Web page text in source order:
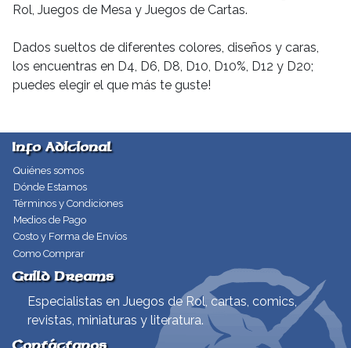
Rol, Juegos de Mesa y Juegos de Cartas.
Dados sueltos de diferentes colores, diseños y caras,
los encuentras en D4, D6, D8, D10, D10%, D12 y D20;
puedes elegir el que más te guste!
Info Adicional
Quiénes somos
Dónde Estamos
Términos y Condiciones
Medios de Pago
Costo y Forma de Envíos
Como Comprar
Guild Dreams
Especialistas en Juegos de Rol, cartas, comics,
revistas, miniaturas y literatura.